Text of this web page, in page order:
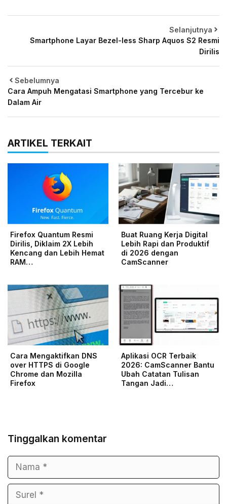
Sebelumnya
Cara Ampuh Mengatasi Smartphone yang Tercebur ke
Dalam Air
Selanjutnya
Smartphone Layar Bezel-less Sharp Aquos S2 Resmi
Dirilis
ARTIKEL TERKAIT
Firefox Quantum Resmi
Dirilis, Diklaim 2X Lebih
Kencang dan Lebih Hemat
RAM…
Buat Ruang Kerja Digital
Lebih Rapi dan Produktif
di 2026 dengan
CamScanner
Cara Mengaktifkan DNS
over HTTPS di Google
Chrome dan Mozilla
Firefox
Aplikasi OCR Terbaik
2026: CamScanner Bantu
Ubah Catatan Tulisan
Tangan Jadi…
Tinggalkan komentar
Nama
Surel